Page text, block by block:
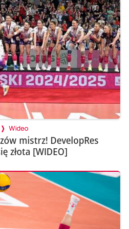
Wideo
mistrz! DevelopRes
złota [WIDEO]